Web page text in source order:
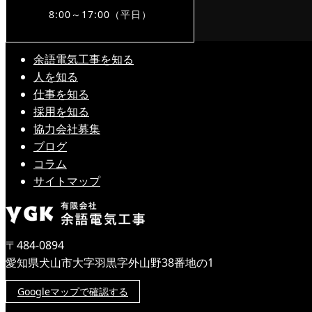
8:00～17:00（平日）
余語電気工事を知る
人を知る
仕事を知る
採用を知る
協力会社募集
ブログ
コラム
サイトマップ
〒484-0894
愛知県犬山市大字羽黒字外山野38番地の1
Googleマップで確認する